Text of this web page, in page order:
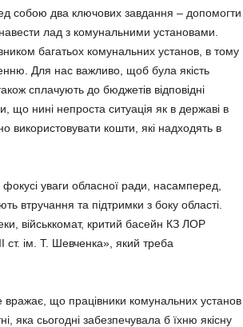
собою два ключових завдання – допомогти
лад з комунальними установами.
багатьох комунальних установ, в тому
Для нас важливо, щоб була якість
сплачують до бюджетів відповідні
що нині непроста ситуація як в державі в
використовувати кошти, які надходять в
уваги обласної ради, насамперед,
втручання та підтримки з боку області.
військкомат, критий басейн КЗ ЛОР
ст. ім. Т. Шевченка», який треба
вражає, що працівники комунальних установ
яка сьогодні забезпечувала б їхню якісну